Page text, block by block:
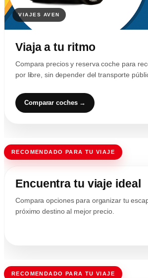
Viaja a tu ritmo
Compara precios y reserva coche para
por libre, sin depender del transporte
Comparar coches →
RECOMENDADO PARA TU VIAJE
Encuentra tu viaje ideal
Compara opciones para organizar tu
próximo destino al mejor precio.
RECOMENDADO PARA TU VIAJE